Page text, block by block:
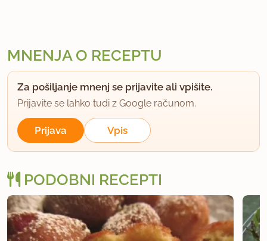
MNENJA O RECEPTU
Za pošiljanje mnenj se prijavite ali vpišite.
Prijavite se lahko tudi z Google računom.
Prijava Vpis
PODOBNI RECEPTI